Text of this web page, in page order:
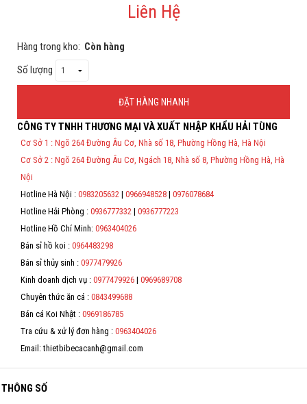
Liên Hệ
Hàng trong kho: Còn hàng
Số lượng
ĐẶT HÀNG NHANH
Thông Tin Đặt Hàng
Theo Nghị định 123/2020/NĐ-CP và nghị định 70/2025/NĐ-CP về việc
thực hiện lập Hóa Đơn Điện Tử bán hàng và cung cấp dịch vụ cho
người mua bắt buộc phải thế hiện đầy đủ thông tin: họ tên, địa chỉ, mã
CÔNG TY TNHH THƯƠNG MẠI VÀ XUẤT NHẬP KHẨU HẢI TÙNG
Cơ Sở 1 : Ngõ 264 Đường Âu Cơ, Nhà số 18, Phường Hồng Hà, Hà Nội
Cơ Sở 2 : Ngõ 264 Đường Âu Cơ, Ngách 18, Nhà số 8, Phường Hồng Hà, Hà
Nội
Hotline Hà Nội : 0983205632| 0966948528| 0976078684
Hotline Hải Phòng : 0936777332| 0936777223
Hotline Hồ Chí Minh: 0963404026
Bán sỉ hồ koi : 0964483298
Bán sỉ thủy sinh : 0977479926
Kinh doanh dịch vụ : 0977479926| 0969689708
Chuyên thức ăn cá : 0843499688
Bán cá Koi Nhật : 0969186785
Tra cứu & xử lý đơn hàng : 0963404026
Email: thietbibecacanh@gmail.com
THÔNG SỐ
Dự Án
Tin tức
Bán Buôn
Hỗ trợ